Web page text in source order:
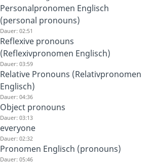
Personalpronomen Englisch
(personal pronouns)
Dauer: 02:51
Reflexive pronouns
(Reflexivpronomen Englisch)
Dauer: 03:59
Relative Pronouns (Relativpronomen
Englisch)
Dauer: 04:36
Object pronouns
Dauer: 03:13
everyone
Dauer: 02:32
Pronomen Englisch (pronouns)
Dauer: 05:46